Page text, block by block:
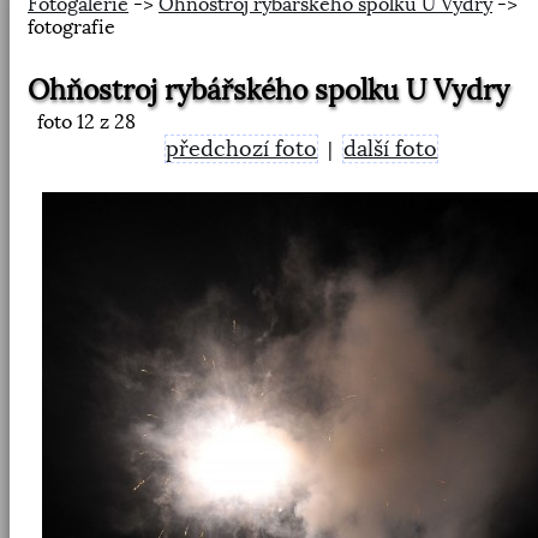
fotografie
Ohňostroj rybářského spolku U Vydry
foto 12 z 28
předchozí foto |další foto